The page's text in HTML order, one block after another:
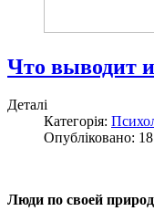
Что выводит
Деталі
Категорія:
Опубліковано:
Люди по своей